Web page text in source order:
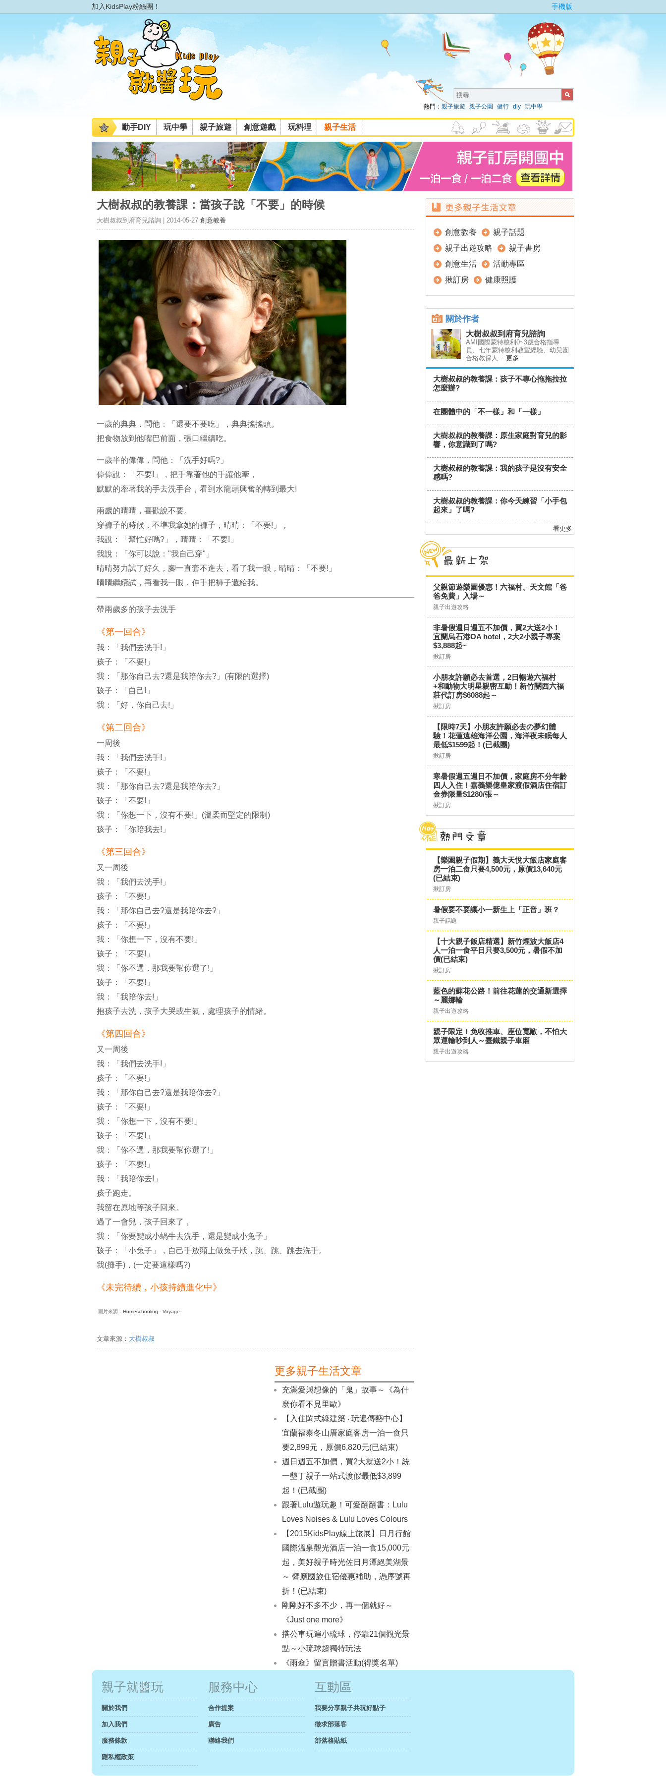
加入KidsPlay粉絲團！ 手機版
熱門： 親子旅遊 親子公園 健行 diy 玩中學
動手DIY 玩中學 親子旅遊 創意遊戲 玩料理 親子生活
大樹叔叔的教養課：當孩子說「不要」的時候
大樹叔叔到府育兒諮詢 | 2014-05-27 創意教養
一歲的典典，問他：「還要不要吃」，典典搖搖頭。
把食物放到他嘴巴前面，張口繼續吃。
一歲半的偉偉，問他：「洗手好嗎?」
偉偉說：「不要!」，把手靠著他的手讓他牽，
默默的牽著我的手去洗手台，看到水龍頭興奮的轉到最大!
兩歲的晴晴，喜歡說不要。
穿褲子的時候，不準我拿她的褲子，晴晴：「不要!」，
我說：「幫忙好嗎?」，晴晴：「不要!」
我說：「你可以說："我自己穿"」
晴晴努力試了好久，腳一直套不進去，看了我一眼，晴晴：「不要!」
晴晴繼續試，再看我一眼，伸手把褲子遞給我。
帶兩歲多的孩子去洗手
《第一回合》
我：「我們去洗手!」
孩子：「不要!」
我：「那你自己去?還是我陪你去?」(有限的選擇)
孩子：「自己!」
我：「好，你自己去!」
《第二回合》
一周後
我：「我們去洗手!」
孩子：「不要!」
我：「那你自己去?還是我陪你去?」
孩子：「不要!」
我：「你想一下，沒有不要!」(溫柔而堅定的限制)
孩子：「你陪我去!」
《第三回合》
又一周後
我：「我們去洗手!」
孩子：「不要!」
我：「那你自己去?還是我陪你去?」
孩子：「不要!」
我：「你想一下，沒有不要!」
孩子：「不要!」
我：「你不選，那我要幫你選了!」
孩子：「不要!」
我：「我陪你去!」
抱孩子去洗，孩子大哭或生氣，處理孩子的情緒。
《第四回合》
又一周後
我：「我們去洗手!」
孩子：「不要!」
我：「那你自己去?還是我陪你去?」
孩子：「不要!」
我：「你想一下，沒有不要!」
孩子：「不要!」
我：「你不選，那我要幫你選了!」
孩子：「不要!」
我：「我陪你去!」
孩子跑走。
我留在原地等孩子回來。
過了一會兒，孩子回來了，
我：「你要變成小蝸牛去洗手，還是變成小兔子」
孩子：「小兔子」，自己手放頭上做兔子狀，跳、跳、跳去洗手。
我(攤手)，(一定要這樣嗎?)
《未完待續，小孩持續進化中》
圖片來源： Homeschooling - Voyage
文章來源： 大樹叔叔
更多親子生活文章
充滿愛與想像的「鬼」故事～《為什
麼你看不見里歐》
【入住閩式綠建築 ‧ 玩遍傳藝中心】
宜蘭福泰冬山厝家庭客房一泊一食只
要2,899元，原價6,820元(已結束)
週日週五不加價，買2大就送2小！統
一墾丁親子一站式渡假最低$3,899
起！(已截團)
跟著Lulu遊玩趣！可愛翻翻書：Lulu
Loves Noises & Lulu Loves Colours
【2015KidsPlay線上旅展】日月行館
國際溫泉觀光酒店一泊一食15,000元
起，美好親子時光佐日月潭絕美湖景
～ 響應國旅住宿優惠補助，憑序號再
折！(已結束)
剛剛好不多不少，再一個就好～
《Just one more》
搭公車玩遍小琉球，停靠21個觀光景
點～小琉球超獨特玩法
《雨傘》留言贈書活動(得獎名單)
創意教養
親子話題
親子出遊攻略
親子書房
創意生活
活動專區
揪訂房
健康照護
關於作者
大樹叔叔到府育兒諮詢
AMI國際蒙特梭利0~3歲合格指導
員、七年蒙特梭利教室經驗、幼兒園
合格教保人... 更多
大樹叔叔的教養課：孩子不專心拖拖拉拉
怎麼辦?
在團體中的「不一樣」和「一樣」
大樹叔叔的教養課：原生家庭對育兒的影
響，你意識到了嗎?
大樹叔叔的教養課：我的孩子是沒有安全
感嗎?
大樹叔叔的教養課：你今天練習「小手包
起來」了嗎?
看更多
父親節遊樂園優惠！六福村、天文館「爸
爸免費」入場～
親子出遊攻略
非暑假週日週五不加價，買2大送2小！
宜蘭烏石港OA hotel，2大2小親子專案
$3,888起~
揪訂房
小朋友許願必去首選，2日暢遊六福村
+和動物大明星親密互動！新竹關西六福
莊代訂房$6088起～
揪訂房
【限時7天】小朋友許願必去の夢幻體
驗！花蓮遠雄海洋公園，海洋夜未眠每人
最低$1599起！(已截團)
揪訂房
寒暑假週五週日不加價，家庭房不分年齡
四人入住！嘉義樂億皇家渡假酒店住宿訂
金券限量$1280/張～
揪訂房
【樂園親子假期】義大天悅大飯店家庭客
房一泊二食只要4,500元，原價13,640元
(已結束)
揪訂房
暑假要不要讓小一新生上「正音」班？
親子話題
【十大親子飯店精選】新竹煙波大飯店4
人一泊一食平日只要3,500元，暑假不加
價(已結束)
揪訂房
藍色的蘇花公路！前往花蓮的交通新選擇
～麗娜輪
親子出遊攻略
親子限定！免收推車、座位寬敞，不怕大
眾運輸吵到人～臺鐵親子車廂
親子出遊攻略
親子就醬玩
關於我們
加入我們
服務條款
隱私權政策
服務中心
合作提案
廣告
聯絡我們
互動區
我要分享親子共玩好點子
徵求部落客
部落格貼紙